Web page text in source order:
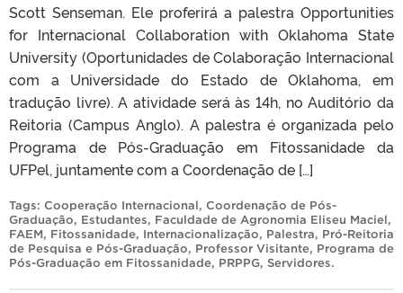
Scott Senseman. Ele proferirá a palestra Opportunities
for Internacional Collaboration with Oklahoma State
University (Oportunidades de Colaboração Internacional
com a Universidade do Estado de Oklahoma, em
tradução livre). A atividade será às 14h, no Auditório da
Reitoria (Campus Anglo). A palestra é organizada pelo
Programa de Pós-Graduação em Fitossanidade da
UFPel, juntamente com a Coordenação de […]
Tags: Cooperação Internacional, Coordenação de Pós-
Graduação, Estudantes, Faculdade de Agronomia Eliseu Maciel,
FAEM, Fitossanidade, Internacionalização, Palestra, Pró-Reitoria
de Pesquisa e Pós-Graduação, Professor Visitante, Programa de
Pós-Graduação em Fitossanidade, PRPPG, Servidores.